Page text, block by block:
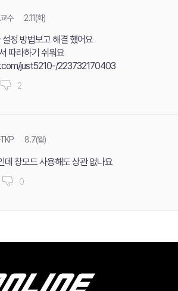
수 2.11(화)
정 방법보고 해결 했어요
따라하기 쉬워요
just5210-/223732170403
2
8.7(월)
창모드 사용해도 상관 없나요
0